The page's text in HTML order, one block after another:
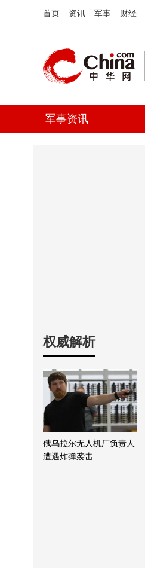
首页 资讯 军事 财经
军事资讯
权威解析
俄乌拉尔无人机厂负责人
遭遇炸弹袭击